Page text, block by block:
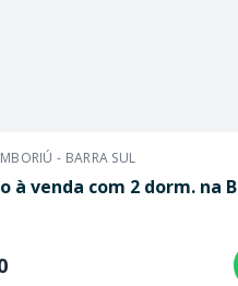
- BARRA SUL
à venda com 2 dorm. na